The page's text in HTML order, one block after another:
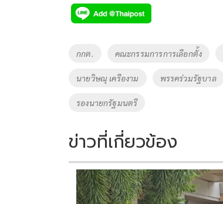
e
b
o
o
k
tt
er
p
y
Li
k
Tags
กกต. คณะกรรมการการเลือกตั้ง
นายวิษณุ เครืองาม พรรคร่วมรัฐบาล
รองนายกรัฐมนตรี
ข่าวที่เกี่ยวข้อง